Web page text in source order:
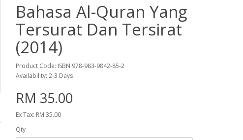
Bahasa Al-Quran Yang
Tersurat Dan Tersirat
(2014)
Product Code: ISBN 978-983-9842-85-2
Availability: 2-3 Days
RM 35.00
Ex Tax: RM 35.00
Qty